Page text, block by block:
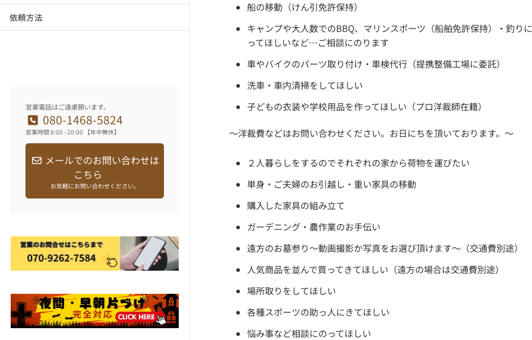
依頼方法
営業電話はご遠慮願います。
080-1468-5824
営業時間 8:00 - 20:00 【年中無休】
メールでのお問い合わせは
こちら
お気軽にお問い合わせください。
船の移動（けん引免許保持）
キャンプや大人数でのBBQ、マリンスポーツ（船舶免許保持）・釣り
ってほしいなど…ご相談にのります
車やバイクのパーツ取り付け・車検代行（提携整備工場に委託）
洗車・車内清掃をしてほしい
子どもの衣装や学校用品を作ってほしい（プロ洋裁師在籍）
～洋裁費などはお問い合わせください。お日にちを頂いております。～
２人暮らしをするのでそれぞれの家から荷物を運びたい
単身・ご夫婦のお引越し・重い家具の移動
購入した家具の組み立て
ガーデニング・農作業のお手伝い
遠方のお墓参り～動画撮影か写真をお選び頂けます～（交通費別途）
人気商品を並んで買ってきてほしい（遠方の場合は交通費別途）
場所取りをしてほしい
各種スポーツの助っ人にきてほしい
悩み事など相談にのってほしい